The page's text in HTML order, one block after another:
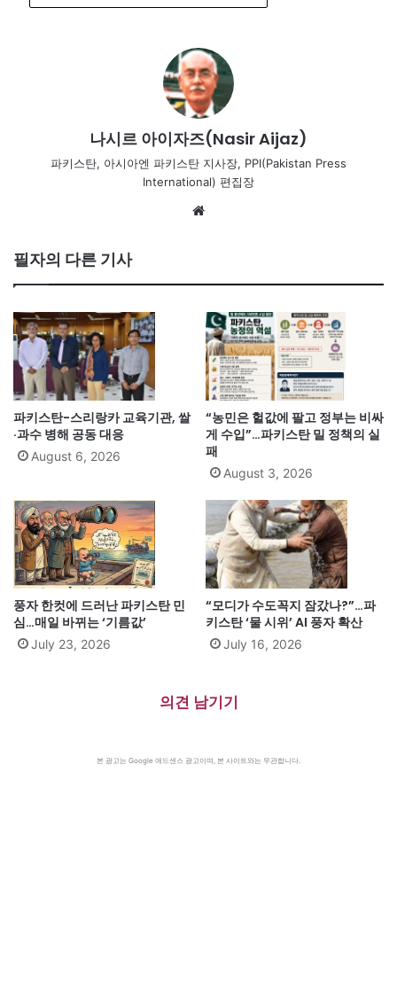
나시르 아이자즈(Nasir Aijaz)
파키스탄, 아시아엔 파키스탄 지사장, PPI(Pakistan Press
International) 편집장
필자의 다른 기사
파키스탄-스리랑카 교육기관, 쌀
·과수 병해 공동 대응
August 6, 2026
“농민은 헐값에 팔고 정부는 비싸
게 수입”…파키스탄 밀 정책의 실
패
August 3, 2026
풍자 한컷에 드러난 파키스탄 민
심…매일 바뀌는 ‘기름값’
July 23, 2026
“모디가 수도꼭지 잠갔나?”…파
키스탄 ‘물 시위’ AI 풍자 확산
July 16, 2026
의견 남기기
본 광고는 Google 애드센스 광고이며, 본 사이트와는 무관합니다.